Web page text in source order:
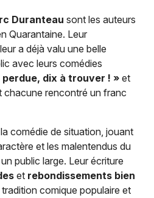
Duranteau sont les auteurs
Quarantaine. Leur
a déjà valu une belle
avec leurs comédies
perdue, dix à trouver ! » et
chacune rencontré un franc
comédie de situation, jouant
et les malentendus du
public large. Leur écriture
et rebondissements bien
comique populaire et